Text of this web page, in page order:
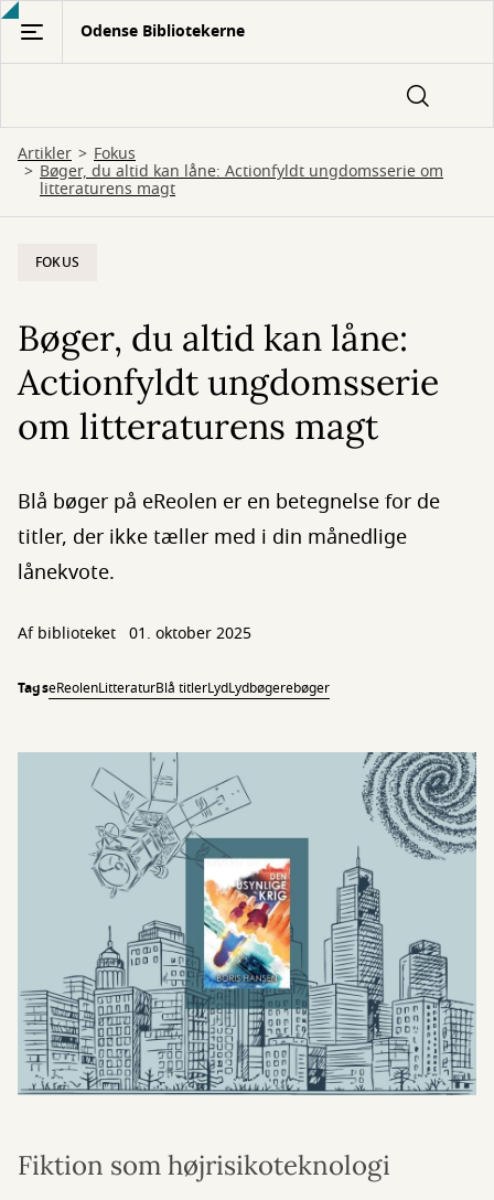
Gå
hovedindhold
Odense Bibliotekerne
Artikler Fokus
Bøger, du altid kan låne: Actionfyldt ungdomsserie om
litteraturens magt
FOKUS
Bøger, du altid kan låne:
Actionfyldt ungdomsserie
om litteraturens magt
Blå bøger på eReolen er en betegnelse for de
titler, der ikke tæller med i din månedlige
lånekvote.
Af biblioteket 01. oktober 2025
TagseReolenLitteraturBlå titlerLydLydbøgerebøger
Fiktion som højrisikoteknologi